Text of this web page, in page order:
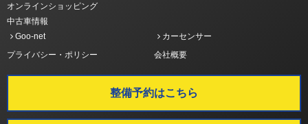
オンラインショッピング
中古車情報
Goo-net
カーセンサー
プライバシー・ポリシー
会社概要
整備予約はこちら